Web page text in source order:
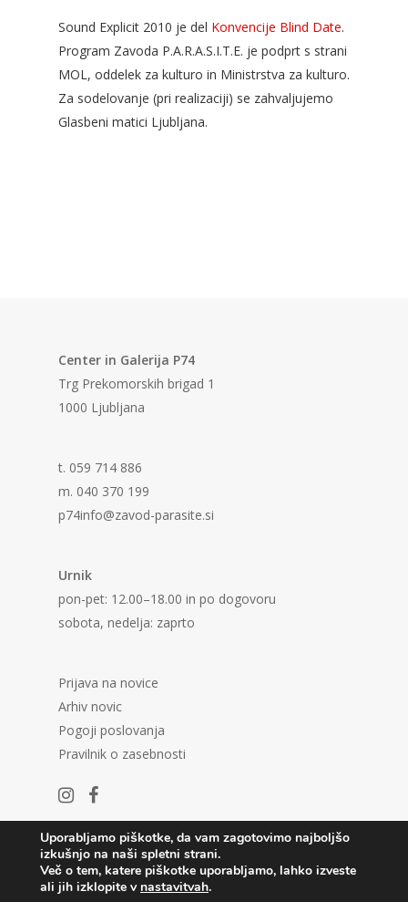
Sound Explicit 2010 je del Konvencije Blind Date.
Program Zavoda P.A.R.A.S.I.T.E. je podprt s strani
MOL, oddelek za kulturo in Ministrstva za kulturo.
Za sodelovanje (pri realizaciji) se zahvaljujemo
Glasbeni matici Ljubljana.
Center in Galerija P74
Trg Prekomorskih brigad 1
1000 Ljubljana
t. 059 714 886
m. 040 370 199
p74info@zavod-parasite.si
Urnik
pon-pet: 12.00–18.00 in po dogovoru
sobota, nedelja: zaprto
Prijava na novice
Arhiv novic
Pogoji poslovanja
Pravilnik o zasebnosti
Uporabljamo piškotke, da vam zagotovimo najboljšo
izkušnjo na naši spletni strani.
Več o tem, katere piškotke uporabljamo, lahko izveste
ali jih izklopite v nastavitvah.